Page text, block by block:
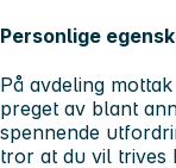
Personlige
På avdeling
preget av blant
spennende
tror at du vil trives